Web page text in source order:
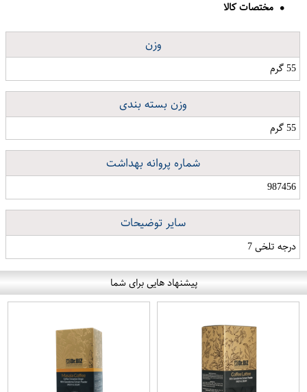
مختصات کالا
وزن
55 گرم
وزن بسته بندی
55 گرم
شماره پروانه بهداشت
987456
سایر توضیحات
درجه تلخی 7
پیشنهاد هایی برای شما